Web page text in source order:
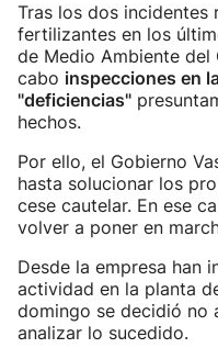
Tras los dos incidentes
fertilizantes en los
de Medio Ambiente del
cabo inspecciones en
"deficiencias"
hechos.
Por ello, el Gobierno
hasta solucionar los
cese cautelar. En ese
volver a poner en
Desde la empresa han
actividad en la planta
domingo se decidió no
analizar lo sucedido.